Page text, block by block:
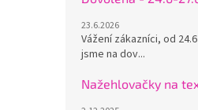
23.6.2026
Vážení zákazníci, od
jsme na dov...
Nažehlovačky na